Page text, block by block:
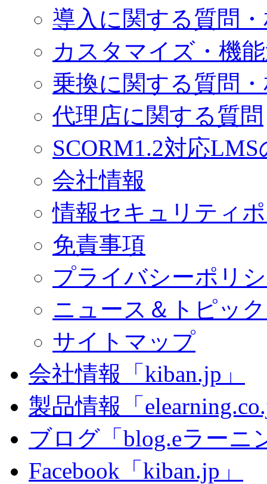
導入に関する質問
カスタマイズ・機
乗換に関する質問
代理店に関する質問
SCORM1.2対応
会社情報
情報セキュリティ
免責事項
プライバシーポリ
ニュース＆トピッ
サイトマップ
会社情報「kiban.jp」
製品情報「
ブログ「blog.eラーニ
Facebook「kiban.jp」